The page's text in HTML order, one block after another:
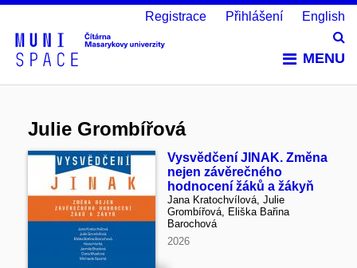
MENU
Registrace Přihlášení English
Julie Grombířová
Vysvědčení JINAK. Změna
nejen závěrečného
hodnocení žáků a žákyň
Jana Kratochvílová, Julie
Grombířová, Eliška Bařina
Barochová
2026